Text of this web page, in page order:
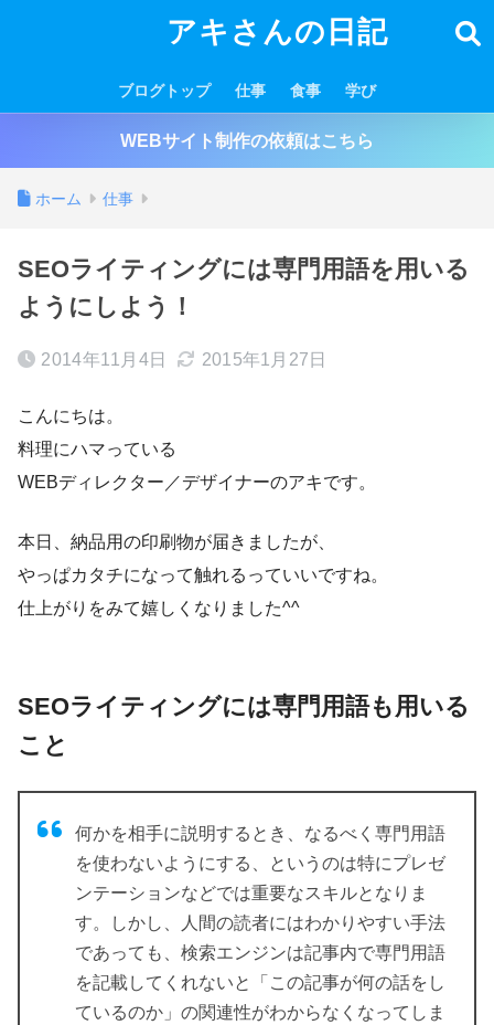
アキさんの日記
ブログトップ 仕事 食事 学び
WEBサイト制作の依頼はこちら
ホーム 仕事
SEOライティングには専門用語を用いる
ようにしよう！
2014年11月4日 2015年1月27日
こんにちは。
料理にハマっている
WEBディレクター／デザイナーのアキです。
本日、納品用の印刷物が届きましたが、
やっぱカタチになって触れるっていいですね。
仕上がりをみて嬉しくなりました^^
SEOライティングには専門用語も用いる
こと
何かを相手に説明するとき、なるべく専門用語
を使わないようにする、というのは特にプレゼ
ンテーションなどでは重要なスキルとなりま
す。しかし、人間の読者にはわかりやすい手法
であっても、検索エンジンは記事内で専門用語
を記載してくれないと「この記事が何の話をし
ているのか」の関連性がわからなくなってしま